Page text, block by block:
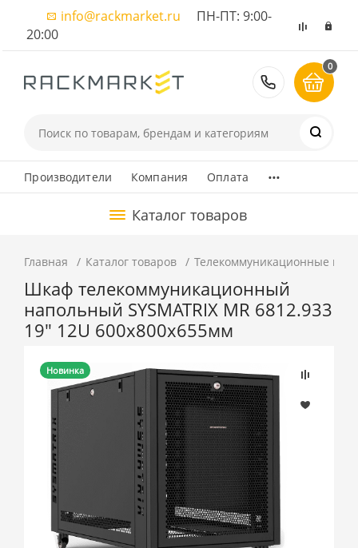
info@rackmarket.ru ПН-ПТ: 9:00-
20:00
8 (495)
0
Производители Компания Оплата ...
Каталог товаров
Главная Каталог товаров Телекоммуникационные
Шкаф телекоммуникационный
напольный SYSMATRIX MR 6812.933
19" 12U 600x800x655мм
Новинка